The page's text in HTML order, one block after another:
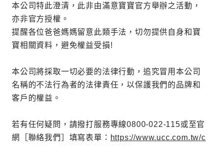
本公司特此澄清，此非由滿意寶寶官方舉辦之活動，
亦非官方授權。
提醒各位爸爸媽媽留意此類手法，切勿提供自身和寶
寶相關資料，避免權益受損!
本公司將採取一切必要的法律行動，追究冒用本公司
名稱的不法行為者的法律責任，以保護我們的品牌和
客戶的權益。
若有任何疑問，請撥打服務專線0800-022-115或至官
網［聯絡我們］填寫表單： https://www.ucc.com.tw/c